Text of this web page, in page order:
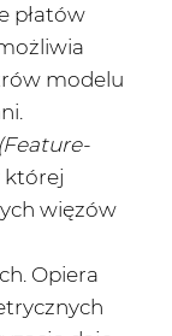
płatów
modelu
(Feature-
której
więzów
Opiera